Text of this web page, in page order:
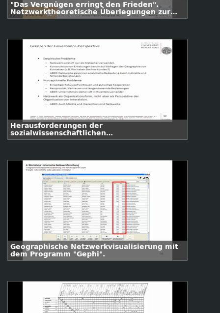
"Das Vergnügen erringt den Frieden".
Netzwerktheoretische Überlegungen zur
Interdependenz von Kultur und Politik am
Herausforderungen der
sozialwissenschaftlichen
Netzwerkforschung.
Geographische Netzwerkvisualisierung mit
dem Programm "Gephi".